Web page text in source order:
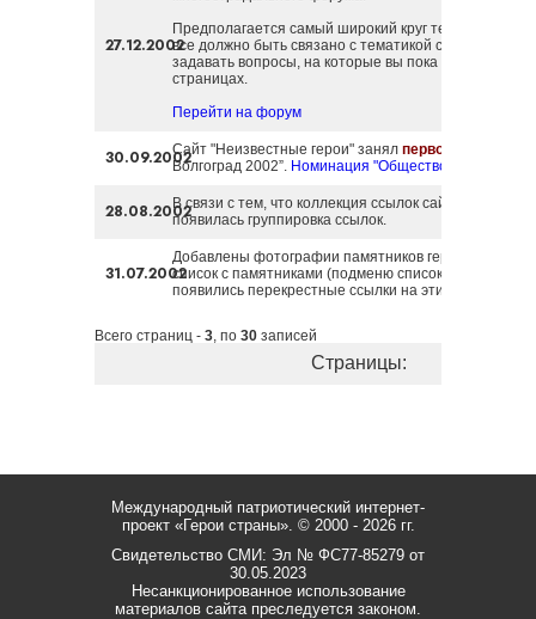
27.12.2002
Предполагается самый широкий круг тем
все должно быть связано с тематикой сайта.
задавать вопросы, на которые вы пока не нашли
страницах.
Перейти на форум
30.09.2002Сайт "Неизвестные герои" занял первое место
Волгоград 2002”. Номинация "Общество, наука и
28.08.2002В связи с тем, что коллекция ссылок сайта
появилась группировка ссылок.
31.07.2002
Добавлены фотографии памятников героев. Теперь
список с памятниками (подменю список). И на
появились перекрестные ссылки на эти фотографии.
Всего страниц - 3 , по 30 записей
Страницы:
Международный патриотический интернет-
проект «Герои страны». © 2000 - 2026 гг.
Свидетельство СМИ: Эл № ФС77-85279 от
30.05.2023
Несанкционированное использование
материалов сайта преследуется законом.